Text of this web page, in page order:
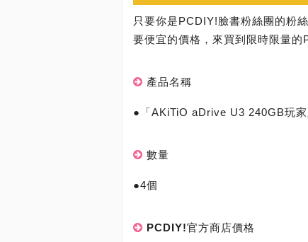
只要你是PCDIY!臉書粉絲團的粉
要便宜的價格，來買到限時限量的
產品名稱
●「AKiTiO aDrive U3 240GB玩
數量
●4個
PCDIY!官方商店價格